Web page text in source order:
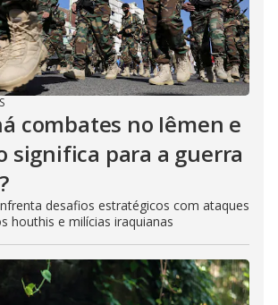
combates no Iêmen e
significa para a guerra
desafios estratégicos com ataques
houthis e milícias iraquianas